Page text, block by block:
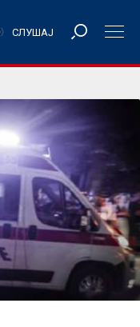
СЛУШАЈ